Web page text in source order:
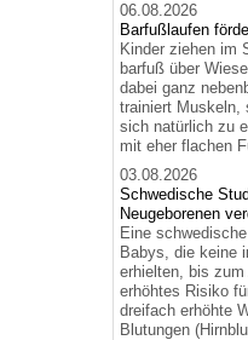
06.08.2026
Barfußlaufen
Kinder ziehen im
barfuß über
dabei ganz
trainiert Muskeln,
sich natürlich zu
mit eher flachen
03.08.2026
Schwedische
Neugeborenen
Eine
Babys, die keine
erhielten, bis
erhöhtes Risiko
dreifach erhöhte
Blutungen